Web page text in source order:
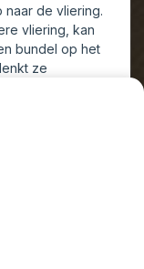
naar de vliering.
vliering, kan
bundel op het
ze
zachtjes de
de smalle
onder haar
stil met haar
trui,